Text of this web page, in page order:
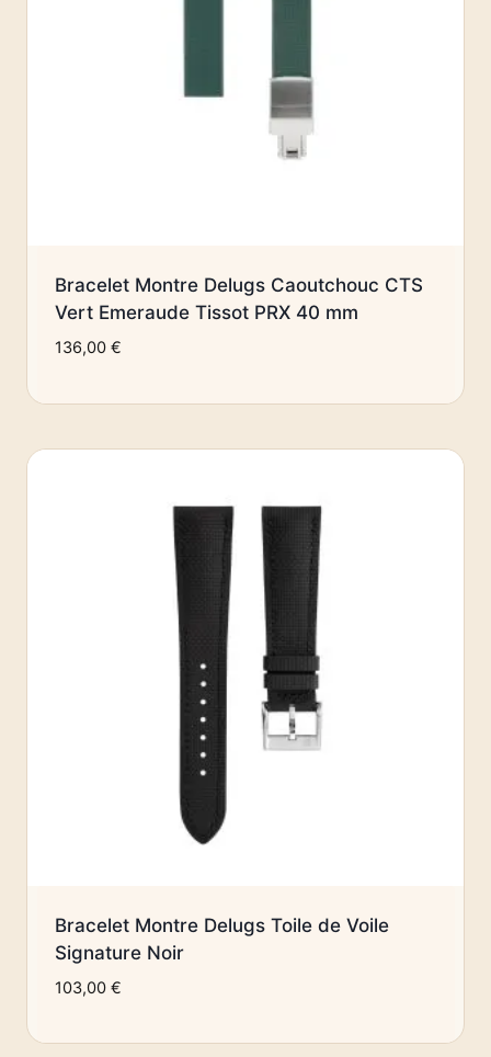
Bracelet Montre Delugs Caoutchouc CTS
Vert Emeraude Tissot PRX 40 mm
136,00 €
Bracelet Montre Delugs Toile de Voile
Signature Noir
103,00 €